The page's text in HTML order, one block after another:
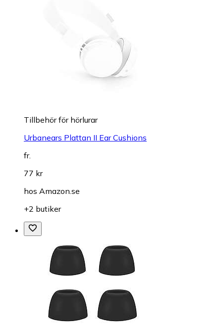
Tillbehör för hörlurar
Urbanears Plattan II Ear Cushions
fr.
77 kr
hos Amazon.se
+2 butiker